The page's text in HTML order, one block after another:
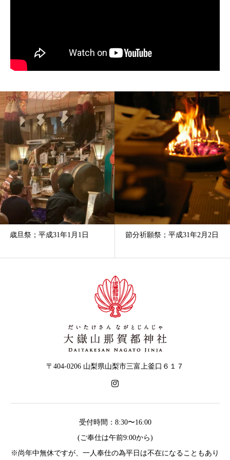
歳旦祭；平成31年1月1日 節分祈願祭；平成31年2月2日
〒404-0206 山梨県山梨市三富上釜口６１７
受付時間：8:30〜16:00
(ご奉仕は午前9:00から)
※尚年中無休ですが、一人奉仕の為平日は不在になることもあり